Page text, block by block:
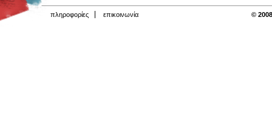
πληροφορίες επικοινωνία ©